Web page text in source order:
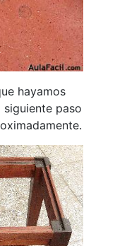
hayamos
paso